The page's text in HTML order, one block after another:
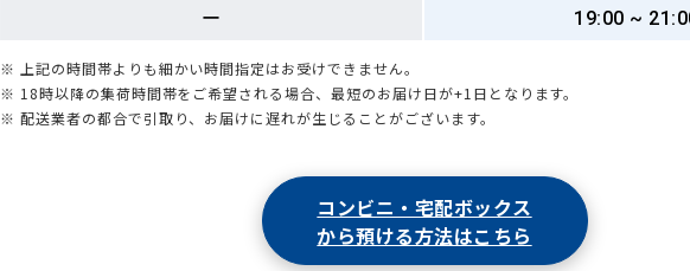
ー
19:00 ~
※ 上記の時間帯よりも細かい時間指定はお受けできません。
※ 18時以降の集荷時間帯をご希望される場合、最短のお届け日が+1日となります。
※ 配送業者の都合で引取り、お届けに遅れが生じることがございます。
コンビニ・宅配ボックス
から預ける方法はこちら